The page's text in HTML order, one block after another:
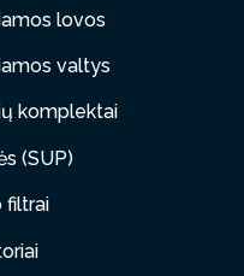
lovos
valtys
komplektai
(SUP)
filtrai